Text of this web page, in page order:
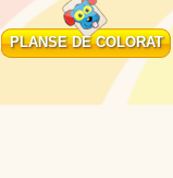
PLANSE DE COLORAT